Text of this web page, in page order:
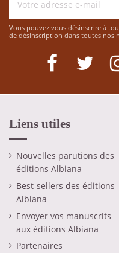
Vous pouvez vous désinscrire à
de désinscription dans toutes nos
Liens utiles
Nouvelles parutions des
éditions Albiana
Best-sellers des éditions
Albiana
Envoyer vos manuscrits
aux éditions Albiana
Partenaires